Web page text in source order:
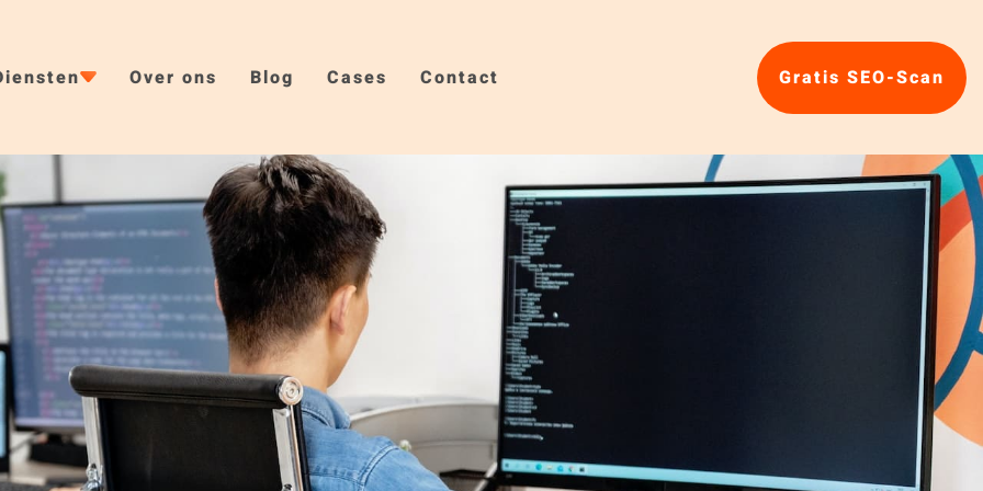
Over ons Blog Cases Contact Gratis SEO-Scan